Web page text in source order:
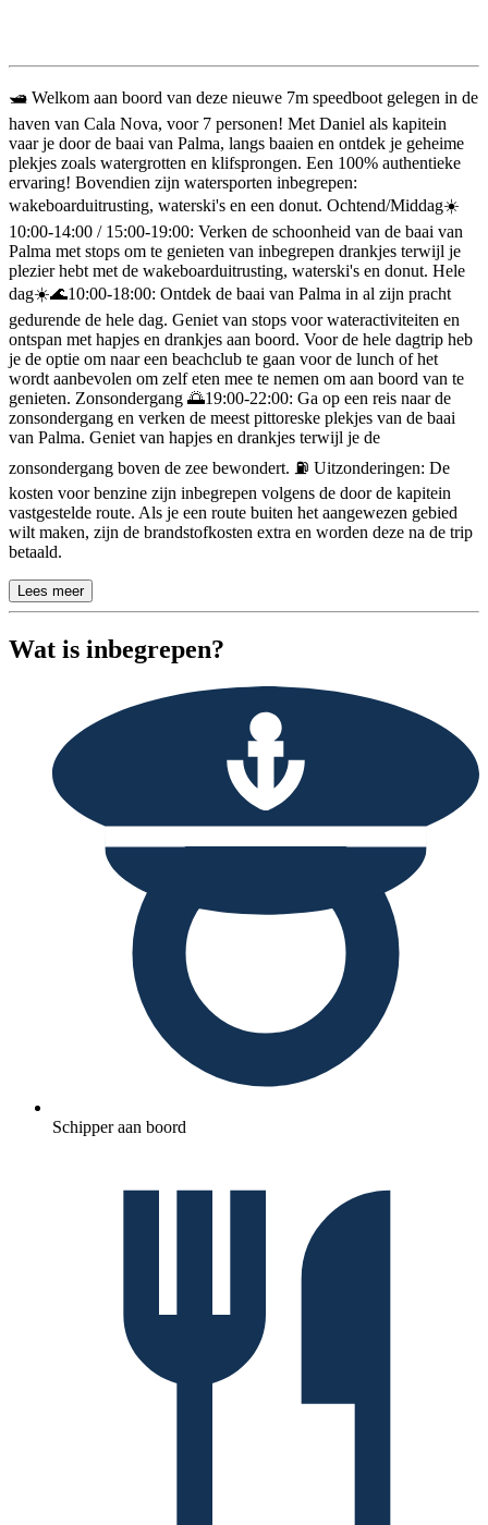
Beschrijving
🛥️ Welkom aan boord van deze nieuwe 7m speedboot gelegen in de
haven van Cala Nova, voor 7 personen! Met Daniel als kapitein
vaar je door de baai van Palma, langs baaien en ontdek je geheime
plekjes zoals watergrotten en klifsprongen. Een 100% authentieke
ervaring! Bovendien zijn watersporten inbegrepen:
wakeboarduitrusting, waterski's en een donut. Ochtend/Middag☀️
10:00-14:00 / 15:00-19:00: Verken de schoonheid van de baai van
Palma met stops om te genieten van inbegrepen drankjes terwijl je
plezier hebt met de wakeboarduitrusting, waterski's en donut. Hele
dag☀️🌊10:00-18:00: Ontdek de baai van Palma in al zijn pracht
gedurende de hele dag. Geniet van stops voor wateractiviteiten en
ontspan met hapjes en drankjes aan boord. Voor de hele dagtrip heb
je de optie om naar een beachclub te gaan voor de lunch of het
wordt aanbevolen om zelf eten mee te nemen om aan boord van te
genieten. Zonsondergang 🌅19:00-22:00: Ga op een reis naar de
zonsondergang en verken de meest pittoreske plekjes van de baai
van Palma. Geniet van hapjes en drankjes terwijl je de
zonsondergang boven de zee bewondert. ⛽️ Uitzonderingen: De
kosten voor benzine zijn inbegrepen volgens de door de kapitein
vastgestelde route. Als je een route buiten het aangewezen gebied
wilt maken, zijn de brandstofkosten extra en worden deze na de trip
betaald.
Lees meer
Wat is inbegrepen?
Schipper aan boord